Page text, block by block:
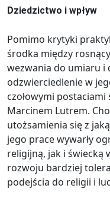
Dziedzictwo i wpływ
Pomimo krytyki
środka między
wezwania do umiaru i
odzwierciedlenie w
czołowymi
Marcinem Lutrem.
utożsamienia się z
jego prace wywarły
religijną, jak i świecką
rozwoju bardziej
podejścia do religii i